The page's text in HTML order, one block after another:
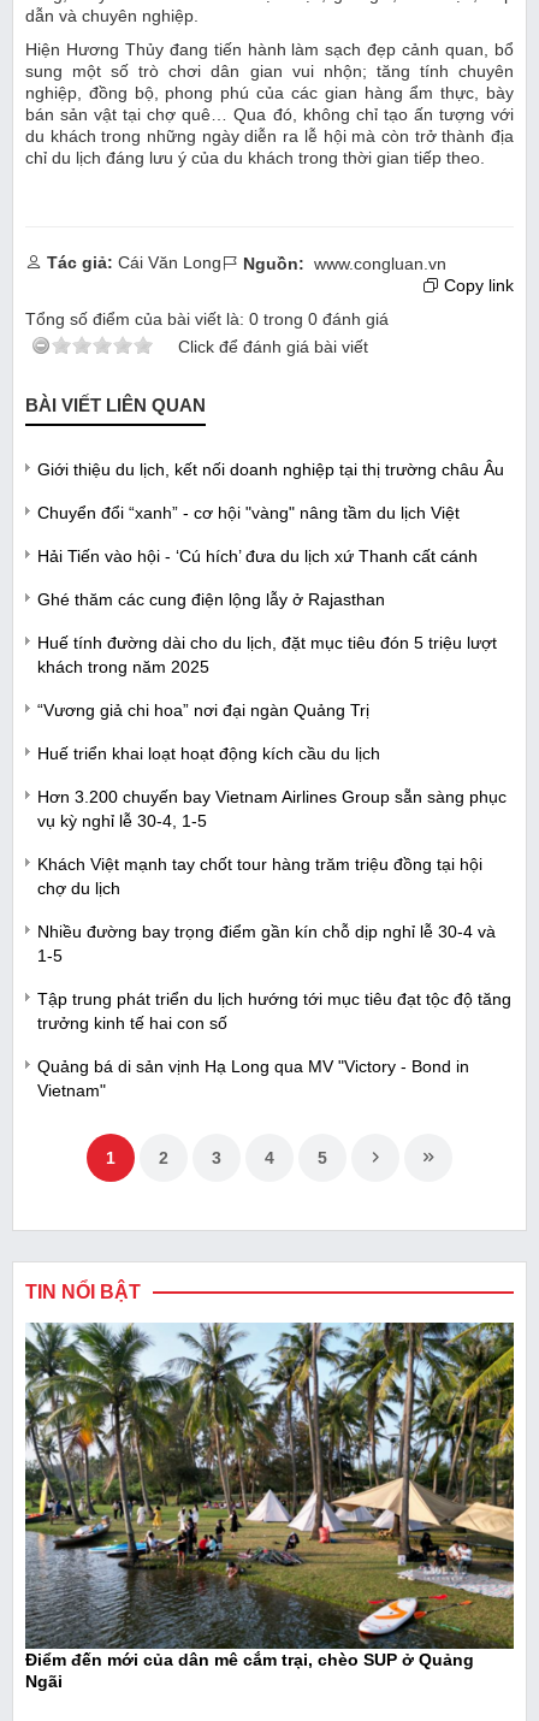
dẫn và chuyên nghiệp.
Hiện Hương Thủy đang tiến hành làm sạch đẹp cảnh quan, bổ
sung một số trò chơi dân gian vui nhộn; tăng tính chuyên
nghiệp, đồng bộ, phong phú của các gian hàng ẩm thực, bày
bán sản vật tại chợ quê… Qua đó, không chỉ tạo ấn tượng với
du khách trong những ngày diễn ra lễ hội mà còn trở thành địa
chỉ du lịch đáng lưu ý của du khách trong thời gian tiếp theo.
Tác giả: Cái Văn Long Nguồn: www.congluan.vn
Copy link
Tổng số điểm của bài viết là: 0 trong 0 đánh giá
Click để đánh giá bài viết
BÀI VIẾT LIÊN QUAN
Giới thiệu du lịch, kết nối doanh nghiệp tại thị trường châu Âu
Chuyển đổi “xanh” - cơ hội "vàng" nâng tầm du lịch Việt
Hải Tiến vào hội - ‘Cú hích’ đưa du lịch xứ Thanh cất cánh
Ghé thăm các cung điện lộng lẫy ở Rajasthan
Huế tính đường dài cho du lịch, đặt mục tiêu đón 5 triệu lượt
khách trong năm 2025
“Vương giả chi hoa” nơi đại ngàn Quảng Trị
Huế triển khai loạt hoạt động kích cầu du lịch
Hơn 3.200 chuyến bay Vietnam Airlines Group sẵn sàng phục
vụ kỳ nghỉ lễ 30-4, 1-5
Khách Việt mạnh tay chốt tour hàng trăm triệu đồng tại hội
chợ du lịch
Nhiều đường bay trọng điểm gần kín chỗ dịp nghỉ lễ 30-4 và
1-5
Tập trung phát triển du lịch hướng tới mục tiêu đạt tộc độ tăng
trưởng kinh tế hai con số
Quảng bá di sản vịnh Hạ Long qua MV "Victory - Bond in
Vietnam"
1 2 3 4 5
TIN NỔI BẬT
Điểm đến mới của dân mê cắm trại, chèo SUP ở Quảng
Ngãi